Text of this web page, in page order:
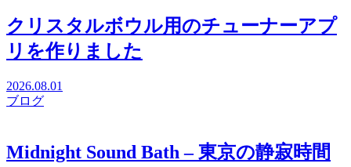
クリスタルボウル用のチューナーアプ
リを作りました
2026.08.01
ブログ
Midnight Sound Bath – 東京の静寂時間